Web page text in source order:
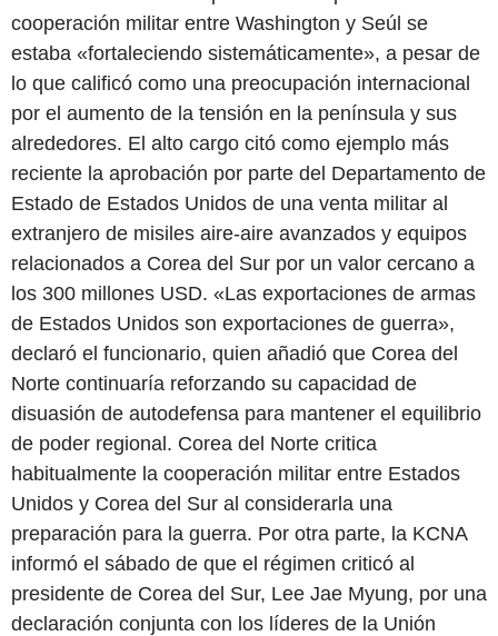
cooperación militar entre Washington y Seúl se
estaba «fortaleciendo sistemáticamente», a pesar de
lo que calificó como una preocupación internacional
por el aumento de la tensión en la península y sus
alrededores. El alto cargo citó como ejemplo más
reciente la aprobación por parte del Departamento de
Estado de Estados Unidos de una venta militar al
extranjero de misiles aire-aire avanzados y equipos
relacionados a Corea del Sur por un valor cercano a
los 300 millones USD. «Las exportaciones de armas
de Estados Unidos son exportaciones de guerra»,
declaró el funcionario, quien añadió que Corea del
Norte continuaría reforzando su capacidad de
disuasión de autodefensa para mantener el equilibrio
de poder regional. Corea del Norte critica
habitualmente la cooperación militar entre Estados
Unidos y Corea del Sur al considerarla una
preparación para la guerra. Por otra parte, la KCNA
informó el sábado de que el régimen criticó al
presidente de Corea del Sur, Lee Jae Myung, por una
declaración conjunta con los líderes de la Unión